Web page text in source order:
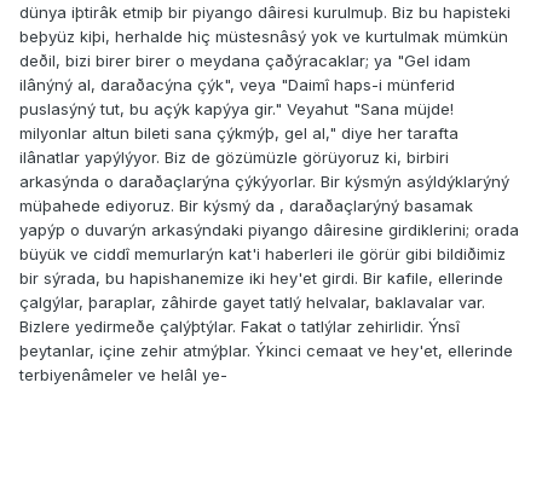
dünya iþtirâk etmiþ bir piyango dâiresi kurulmuþ. Biz bu hapisteki
beþyüz kiþi, herhalde hiç müstesnâsý yok ve kurtulmak mümkün
deðil, bizi birer birer o meydana çaðýracaklar; ya "Gel idam
ilânýný al, daraðacýna çýk", veya "Daimî haps-i münferid
puslasýný tut, bu açýk kapýya gir." Veyahut "Sana müjde!
milyonlar altun bileti sana çýkmýþ, gel al," diye her tarafta
ilânatlar yapýlýyor. Biz de gözümüzle görüyoruz ki, birbiri
arkasýnda o daraðaçlarýna çýkýyorlar. Bir kýsmýn asýldýklarýný
müþahede ediyoruz. Bir kýsmý da , daraðaçlarýný basamak
yapýp o duvarýn arkasýndaki piyango dâiresine girdiklerini; orada
büyük ve ciddî memurlarýn kat'i haberleri ile görür gibi bildiðimiz
bir sýrada, bu hapishanemize iki hey'et girdi. Bir kafile, ellerinde
çalgýlar, þaraplar, zâhirde gayet tatlý helvalar, baklavalar var.
Bizlere yedirmeðe çalýþtýlar. Fakat o tatlýlar zehirlidir. Ýnsî
þeytanlar, içine zehir atmýþlar. Ýkinci cemaat ve hey'et, ellerinde
terbiyenâmeler ve helâl ye-